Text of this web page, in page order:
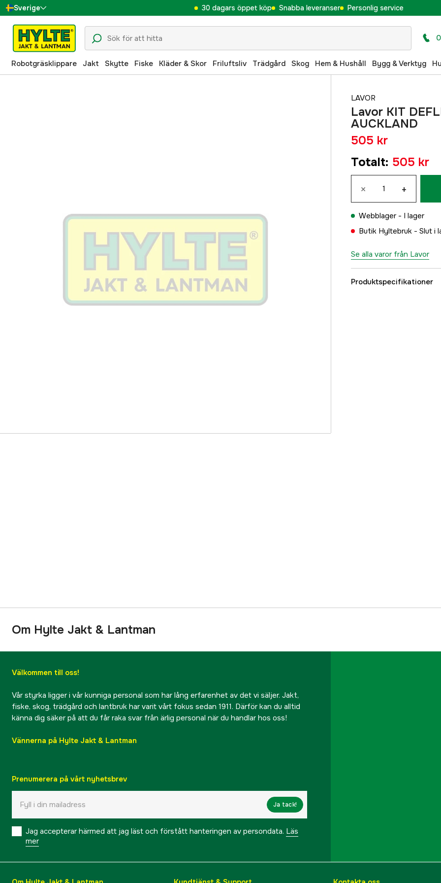
Sverige
Danmark
Suomi
Norge
30 dagars öppet köp Snabba leveranser Personlig service
Robotgräsklippare Jakt Skytte Fiske Kläder & Skor Friluftsliv Trädgård Skog Hem & Hushåll Bygg & Verktyg
LAVOR
Lavor KIT
AUCKLAND
505 kr
Totalt: 505 kr
× +
Webblager - I lager
Butik Hyltebruk - Slut i
Se alla varor från Lavor
Produktspecifikationer
Om Hylte Jakt & Lantman
Välkommen till oss!
Vår styrka ligger i vår kunniga personal som har lång erfarenhet av det vi säljer. Jakt,
fiske, skog, trädgård och lantbruk har varit vårt fokus sedan 1911. Därför kan du alltid
känna dig säker på att du får raka svar från ärlig personal när du handlar hos oss!
Vännerna på Hylte Jakt & Lantman
Prenumerera på vårt nyhetsbrev
Ja tack!
Jag accepterar härmed att jag läst och förstått hanteringen av persondata. Läs
mer